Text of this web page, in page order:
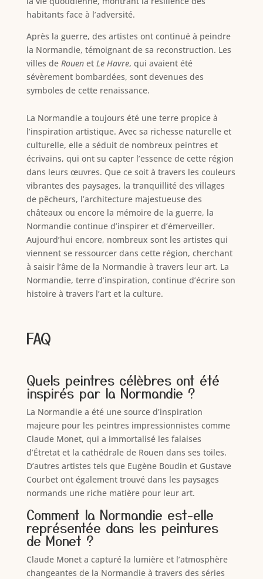
habitants face à l’adversité.
Après la guerre, des artistes ont continué à peindre
la Normandie, témoignant de sa reconstruction. Les
villes de Rouenet Le Havre, qui avaient été
sévèrement bombardées, sont devenues des
symboles de cette renaissance.
La Normandie a toujours été une terre propice à
l’inspiration artistique. Avec sa richesse naturelle et
culturelle, elle a séduit de nombreux peintres et
écrivains, qui ont su capter l’essence de cette région
dans leurs œuvres. Que ce soit à travers les couleurs
vibrantes des paysages, la tranquillité des villages
de pêcheurs, l’architecture majestueuse des
châteaux ou encore la mémoire de la guerre, la
Normandie continue d’inspirer et d’émerveiller.
Aujourd’hui encore, nombreux sont les artistes qui
viennent se ressourcer dans cette région, cherchant
à saisir l’âme de la Normandie à travers leur art. La
Normandie, terre d’inspiration, continue d’écrire son
histoire à travers l’art et la culture.
FAQ
Quels peintres célèbres ont été
inspirés par la Normandie ?
La Normandie a été une source d’inspiration
majeure pour les peintres impressionnistes comme
Claude Monet, qui a immortalisé les falaises
d’Étretat et la cathédrale de Rouen dans ses toiles.
D’autres artistes tels que Eugène Boudin et Gustave
Courbet ont également trouvé dans les paysages
normands une riche matière pour leur art.
Comment la Normandie est-elle
représentée dans les peintures
de Monet ?
Claude Monet a capturé la lumière et l’atmosphère
changeantes de la Normandie à travers des séries